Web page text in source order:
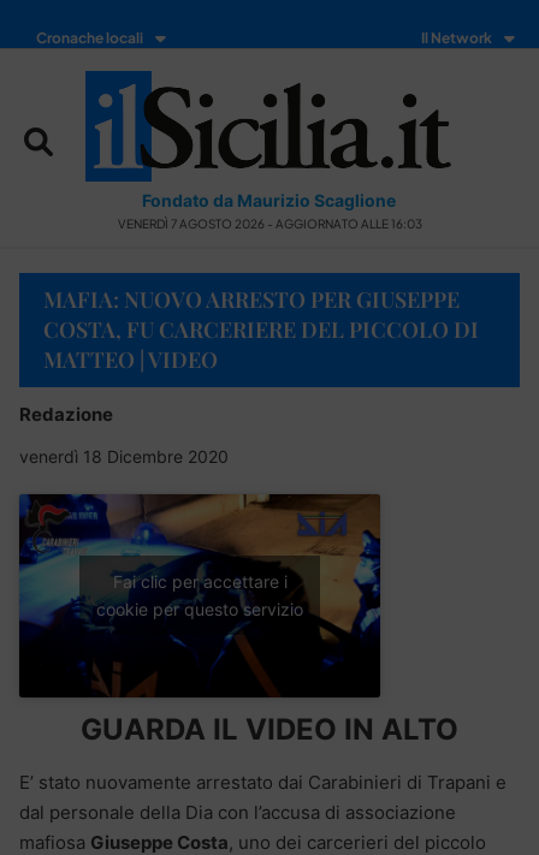
Cronache locali Il Network
Fondato da Maurizio Scaglione
VENERDÌ 7 AGOSTO 2026 - AGGIORNATO ALLE 16:03
MAFIA: NUOVO ARRESTO PER GIUSEPPE
COSTA, FU CARCERIERE DEL PICCOLO DI
MATTEO | VIDEO
Redazione
venerdì 18 Dicembre 2020
Fai clic per accettare i
cookie per questo servizio
GUARDA IL VIDEO IN ALTO
E’ stato nuovamente arrestato dai Carabinieri di Trapani e
dal personale della Dia con l’accusa di associazione
mafiosa Giuseppe Costa, uno dei carcerieri del piccolo